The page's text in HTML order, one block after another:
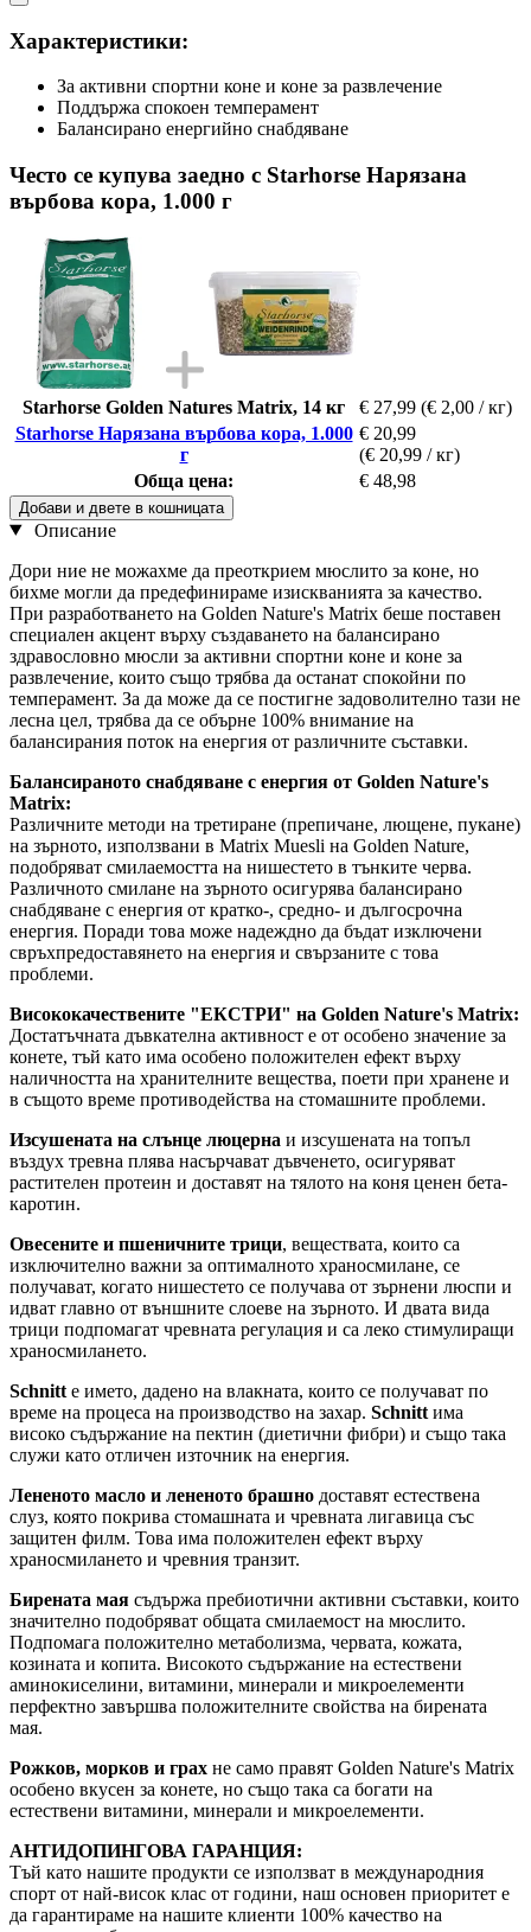
Характеристики:
За активни спортни коне и коне за развлечение
Поддържа спокоен темперамент
Балансирано енергийно снабдяване
Често се купува заедно с Starhorse Нарязана
върбова кора, 1.000 г
Starhorse Golden Natures Matrix, 14 кг € 27,99 (€ 2,00 / кг)
Starhorse Нарязана върбова кора, 1.000
г
€ 20,99
(€ 20,99 / кг)
Обща цена:
€ 48,98
Добави и двете в кошницата
Описание
Дори ние не можахме да преоткрием мюслито за коне, но
бихме могли да предефинираме изискванията за качество.
При разработването на Golden Nature's Matrix беше поставен
специален акцент върху създаването на балансирано
здравословно мюсли за активни спортни коне и коне за
развлечение, които също трябва да останат спокойни по
темперамент. За да може да се постигне задоволително тази не
лесна цел, трябва да се обърне 100% внимание на
балансирания поток на енергия от различните съставки.
Балансираното снабдяване с енергия от Golden Nature's
Matrix:
Различните методи на третиране (препичане, лющене, пукане)
на зърното, използвани в Matrix Muesli на Golden Nature,
подобряват смилаемостта на нишестето в тънките черва.
Различното смилане на зърното осигурява балансирано
снабдяване с енергия от кратко-, средно- и дългосрочна
енергия. Поради това може надеждно да бъдат изключени
свръхпредоставянето на енергия и свързаните с това
проблеми.
Висококачествените "ЕКСТРИ" на Golden Nature's Matrix:
Достатъчната дъвкателна активност е от особено значение за
конете, тъй като има особено положителен ефект върху
наличността на хранителните вещества, поети при хранене и
в същото време противодейства на стомашните проблеми.
Изсушената на слънце люцерна и изсушената на топъл
въздух тревна плява насърчават дъвченето, осигуряват
растителен протеин и доставят на тялото на коня ценен бета-
каротин.
Овесените и пшеничните трици, веществата, които са
изключително важни за оптималното храносмилане, се
получават, когато нишестето се получава от зърнени люспи и
идват главно от външните слоеве на зърното. И двата вида
трици подпомагат чревната регулация и са леко стимулиращи
храносмилането.
Schnitt е името, дадено на влакната, които се получават по
време на процеса на производство на захар. Schnitt има
високо съдържание на пектин (диетични фибри) и също така
служи като отличен източник на енергия.
Лененото масло и лененото брашно доставят естествена
слуз, която покрива стомашната и чревната лигавица със
защитен филм. Това има положителен ефект върху
храносмилането и чревния транзит.
Бирената мая съдържа пребиотични активни съставки, които
значително подобряват общата смилаемост на мюслито.
Подпомага положително метаболизма, червата, кожата,
козината и копита. Високото съдържание на естествени
аминокиселини, витамини, минерали и микроелементи
перфектно завършва положителните свойства на бирената
мая.
Рожков, морков и грах не само правят Golden Nature's Matrix
особено вкусен за конете, но също така са богати на
естествени витамини, минерали и микроелементи.
АНТИДОПИНГОВА ГАРАНЦИЯ:
Тъй като нашите продукти се използват в международния
спорт от най-висок клас от години, наш основен приоритет е
да гарантираме на нашите клиенти 100% качество на